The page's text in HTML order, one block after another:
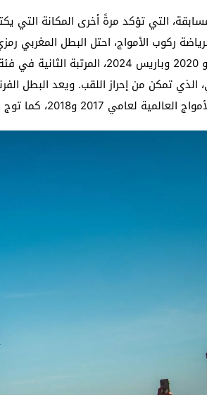
التي تؤكد مرةً أخرى المكانة التي
لرياضة ركوب الأمواج، احتل البطل المغربي
الصيفية طوكيو 2020 وباريس
و2018، كما توج بلقب بطل فرنسا عامي 2013 و2014.